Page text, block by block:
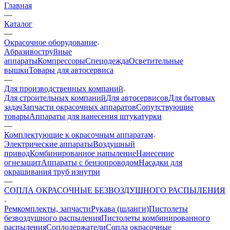
Главная
—
Каталог
—
Окрасочное оборудование
Aбразивоструйные
аппаратыКомпрессорыСпецодеждаОсветительные
вышкиТовары для автосервиса
—
Для производственных компаний
Для строительных компанийДля автосервисовДля бытовых
задачЗапчасти окрасочных аппаратовСопутствующие
товарыАппараты для нанесения штукатурки
—
Комплектующие к окрасочным аппаратам
Электрические аппаратыВоздушный
приводКомбинированное напылениеНанесение
огнезащитАппараты с бензопроводомНасадки для
окрашивания труб изнутри
—
СОПЛА ОКРАСОЧНЫЕ БЕЗВОЗДУШНОГО РАСПЫЛЕНИЯ
Ремкомплекты, запчастиРукава (шланги)Пистолеты
безвоздушного распыленияПистолеты комбинированного
распыленияСоплодержателиСопла окрасочные